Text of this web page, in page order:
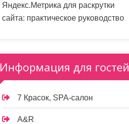
Яндекс.Метрика для раскрутки
сайта: практическое руководство
Информация для гостей
7 Красок, SPA-салон
A&R